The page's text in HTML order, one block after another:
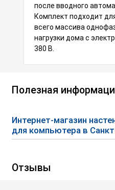
после вводного
Комплект подходит
всего массива
нагрузки дома с
380 В.
Полезная
Интернет-магазин
для компьютера в
Отзывы